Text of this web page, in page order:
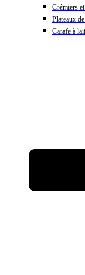
Crémiers
Plateaux
Carafe à lait